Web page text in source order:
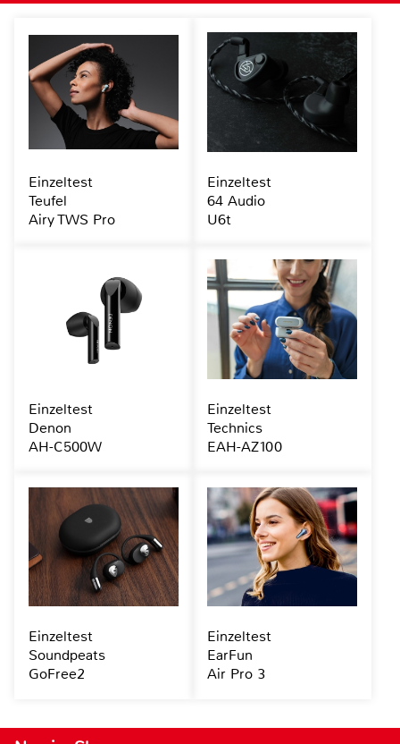
Einzeltest
Teufel
Airy TWS Pro
Einzeltest
64 Audio
U6t
Einzeltest
Denon
AH-C500W
Einzeltest
Technics
EAH-AZ100
Einzeltest
Soundpeats
GoFree2
Einzeltest
EarFun
Air Pro 3